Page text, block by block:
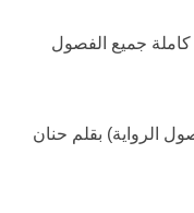
جميع الفصول
الرواية) بقلم حنان